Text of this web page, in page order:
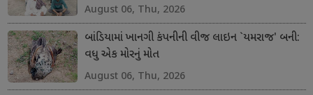
August 06, Thu, 2026
બાંડિયામાં ખાનગી કંપનીની વીજ લાઇન `યમરાજ' બની:
વધુ એક મોરનું મોત
August 06, Thu, 2026